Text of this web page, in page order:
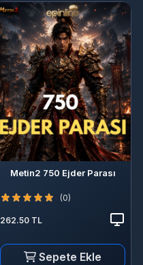
Metin2 750 Ejder Parası
(0)
262.50 TL
Sepete Ekle